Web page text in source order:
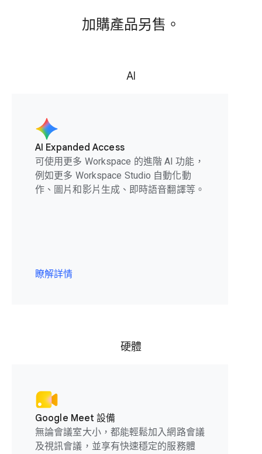
加購產品另售。
AI
AI Expanded Access
可使用更多 Workspace 的進階 AI 功能，
例如更多 Workspace Studio 自動化動
作、圖片和影片生成、即時語音翻譯等。
瞭解詳情
硬體
Google Meet 設備
無論會議室大小，都能輕鬆加入網路會議
及視訊會議，並享有快速穩定的服務體